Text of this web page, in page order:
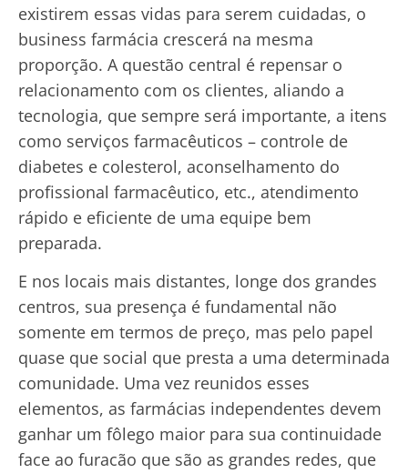
existirem essas vidas para serem cuidadas, o
business farmácia crescerá na mesma
proporção. A questão central é repensar o
relacionamento com os clientes, aliando a
tecnologia, que sempre será importante, a itens
como serviços farmacêuticos – controle de
diabetes e colesterol, aconselhamento do
profissional farmacêutico, etc., atendimento
rápido e eficiente de uma equipe bem
preparada.
E nos locais mais distantes, longe dos grandes
centros, sua presença é fundamental não
somente em termos de preço, mas pelo papel
quase que social que presta a uma determinada
comunidade. Uma vez reunidos esses
elementos, as farmácias independentes devem
ganhar um fôlego maior para sua continuidade
face ao furacão que são as grandes redes, que